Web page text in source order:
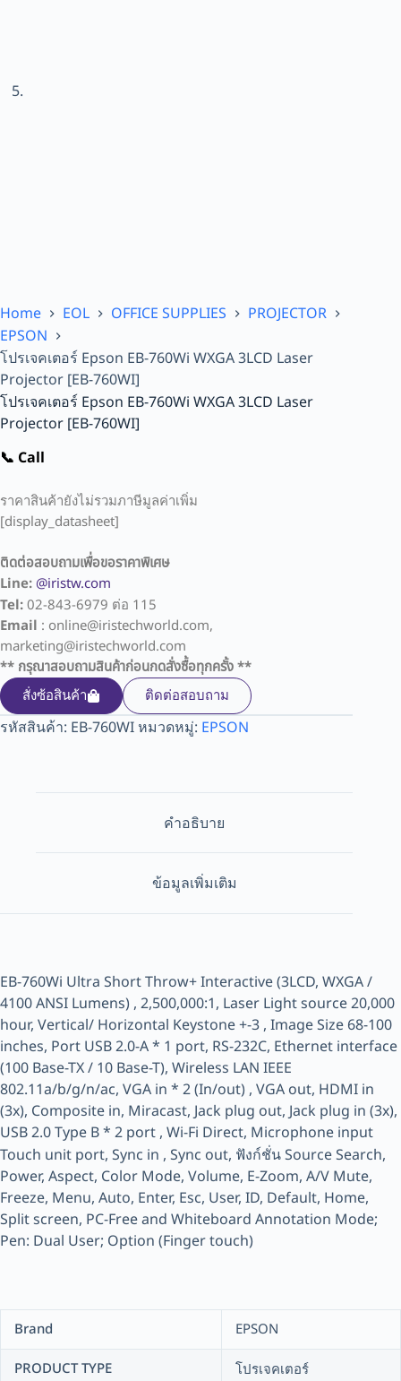
Home EOL OFFICE SUPPLIES
PROJECTOR
EPSON
โปรเจคเตอร์ Epson EB-760Wi WXGA 3LCD Laser
Projector [EB-760WI]
โปรเจคเตอร์ Epson EB-760Wi WXGA 3LCD Laser
Projector [EB-760WI]
📞 Call
ราคาสินค้ายังไม่รวมภาษีมูลค่าเพิ่ม
[display_datasheet]
ติดต่อสอบถามเพื่อขอราคาพิเศษ
Line: @iristw.com
Tel:02-843-6979 ต่อ 115
Email : online@iristechworld.com,
marketing@iristechworld.com
** กรุณาสอบถามสินค้าก่อนกดสั่งซื้อทุกครั้ง **
สั่งซ้อสินค้า
ติดต่อสอบถาม
รหัสสินค้า: EB-760WIหมวดหมู่: EPSON
คำอธิบาย
ข้อมูลเพิ่มเติม
EB-760Wi Ultra Short Throw+ Interactive (3LCD, WXGA /
4100 ANSI Lumens) , 2,500,000:1, Laser Light source 20,000
hour, Vertical/ Horizontal Keystone +-3 , Image Size 68-100
inches, Port USB 2.0-A * 1 port, RS-232C, Ethernet interface
(100 Base-TX / 10 Base-T), Wireless LAN IEEE
802.11a/b/g/n/ac, VGA in * 2 (In/out) , VGA out, HDMI in
(3x), Composite in, Miracast, Jack plug out, Jack plug in (3x),
USB 2.0 Type B * 2 port , Wi-Fi Direct, Microphone input
Touch unit port, Sync in , Sync out, ฟังก์ชั่น Source Search,
Power, Aspect, Color Mode, Volume, E-Zoom, A/V Mute,
Freeze, Menu, Auto, Enter, Esc, User, ID, Default, Home,
Split screen, PC-Free and Whiteboard Annotation Mode;
Pen: Dual User; Option (Finger touch)
Brand
EPSON
PRODUCT TYPE
โปรเจคเตอร์